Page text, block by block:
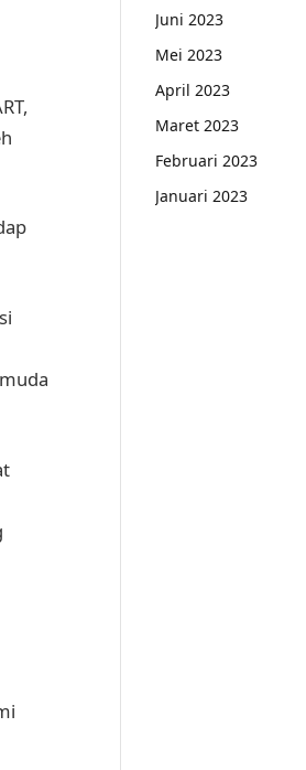
Juni 2023
Mei 2023
April 2023
Maret 2023
Februari 2023
Januari 2023